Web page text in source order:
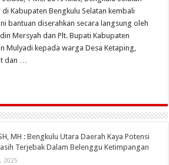
Kabupaten Bengkulu Selatan kembali
bantuan diserahkan secara langsung oleh
Mersyah dan Plt. Bupati Kabupaten
Mulyadi kepada warga Desa Ketaping,
dan …
MH : Bengkulu Utara Daerah Kaya Potensi
Terjebak Dalam Belenggu Ketimpangan
2025